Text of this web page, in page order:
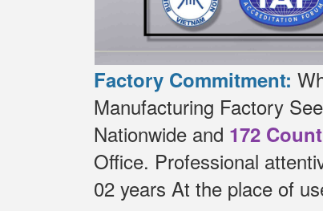
Factory Commitment:
Manufacturing Factory
Nationwide and 172
Office. Professional
02 years At the place of